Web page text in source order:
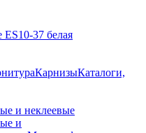
37 белая
КарнизыКаталоги,
и неклеевые
и